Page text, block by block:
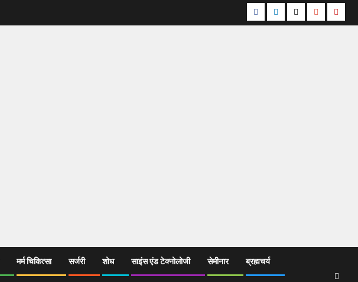
मर्म चिकित्सा सर्जरी शोध साइंस एंड टेक्नोलोजी सेमीनार ब्रह्मचर्य